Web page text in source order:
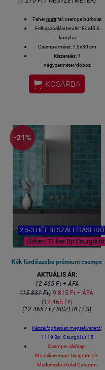
Fehérmattfali csempe burkolat
Felhasználási terület: Fürdő &
konyha
Csempe méret: 7,5x30 cm
Kiszerelés: 1
négyzetméter/doboz
 KOSÁRBA
-21%
2,5-3 HÉT BESZÁLLÍTÁSI IDŐ
Élőben 11 ker Bp Csurgói út
Kék fürdőszoba prémium csempe
AKTUÁLIS ÁR:
12 465 Ft + ÁFA
(15 831 Ft) 9 815 Ft + ÁFA
(12 465 Ft)
(12 465 Ft / KISZERELÉS)
Kézzelfoghatóan megtekinthető:
1119 Bp. Csurgói út 15
Csempe-Járólap-
Mozaikcsempe-Üvegmozaik-
Medenceburkolat Centrum